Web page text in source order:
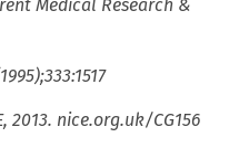
2013. nice.org.uk/CG156